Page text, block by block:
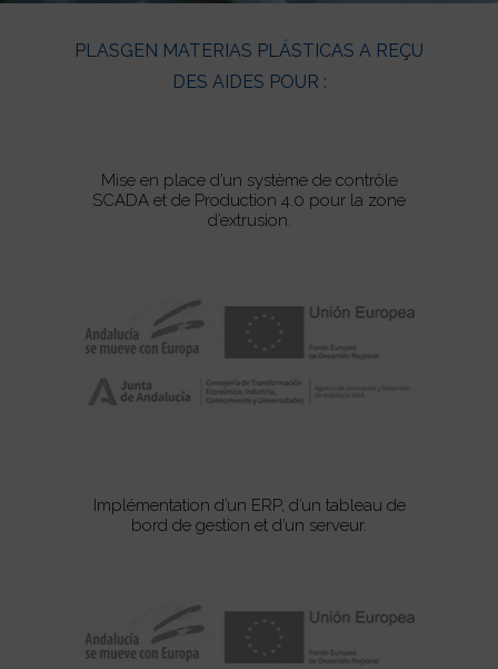
PLASGEN MATERIAS PLÁSTICAS A REÇU
DES AIDES POUR :
Mise en place d’un système de contrôle
SCADA et de Production 4.0 pour la zone
d’extrusion.
Implémentation d’un ERP, d’un tableau de
bord de gestion et d’un serveur.